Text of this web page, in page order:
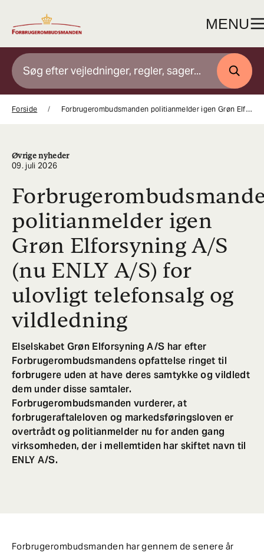
indhold
MENU
SØG
Forside Forbrugerombudsmanden politianmelder igen Grøn Elforsyning A/S (nu ENLY A/S) for ulovligt telefonsalg og vildledning
Øvrige nyheder
09. juli 2026
politianmelder igen
Grøn Elforsyning A/S
(nu ENLY A/S) for
ulovligt telefonsalg og
vildledning
Elselskabet Grøn Elforsyning A/S har efter
Forbrugerombudsmandens opfattelse ringet til
forbrugere uden at have deres samtykke og vildledt
dem under disse samtaler.
Forbrugerombudsmanden vurderer, at
forbrugeraftaleloven og markedsføringsloven er
overtrådt og politianmelder nu for anden gang
virksomheden, der i mellemtiden har skiftet navn til
ENLY A/S.
Forbrugerombudsmanden har gennem de senere år